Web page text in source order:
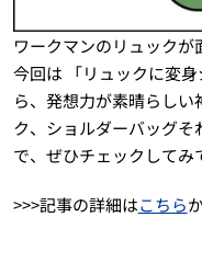
ワークマンのリュック
今回は 「リュックに変
ら、発想力が素晴らし
ク、ショルダーバッグ
で、ぜひチェックしてみ
>>>記事の詳細はこちら